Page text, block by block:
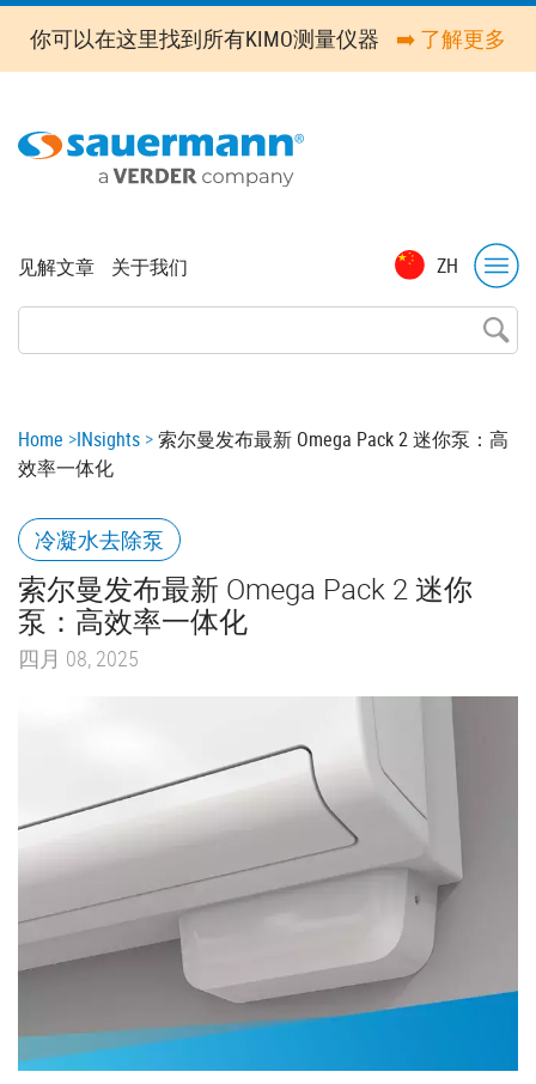
Skip
main
你可以在这里找到所有KIMO测量仪器 ➡️ 了解更多
ZH
Top
见解文章 关于我们
Breadcrumb
Home INsights
索尔曼发布最新 Omega Pack 2 迷你泵：高
效率一体化
冷凝水去除泵
索尔曼发布最新 Omega Pack 2 迷你
泵：高效率一体化
四月 08, 2025